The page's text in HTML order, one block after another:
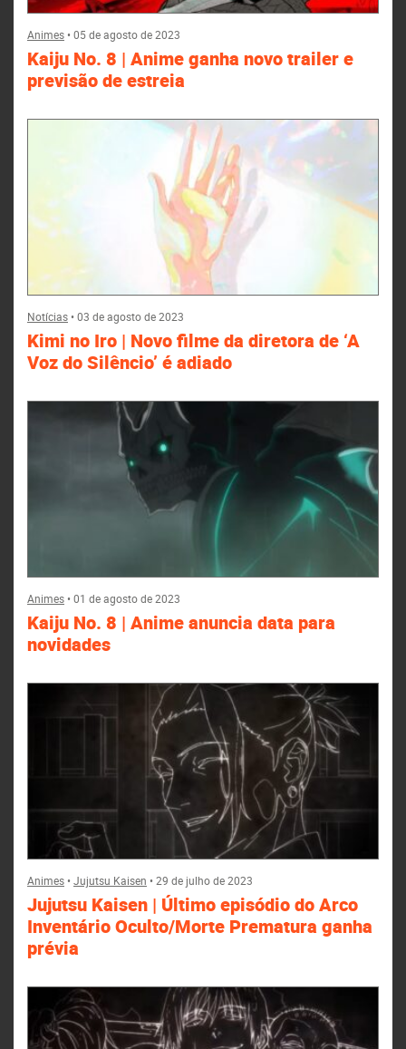
Animes•05 de agosto de 2023
Kaiju No. 8 | Anime ganha novo trailer e
previsão de estreia
Notícias•03 de agosto de 2023
Kimi no Iro | Novo filme da diretora de ‘A
Voz do Silêncio’ é adiado
Animes•01 de agosto de 2023
Kaiju No. 8 | Anime anuncia data para
novidades
Animes•Jujutsu Kaisen •29 de julho de 2023
Jujutsu Kaisen | Último episódio do Arco
Inventário Oculto/Morte Prematura ganha
prévia